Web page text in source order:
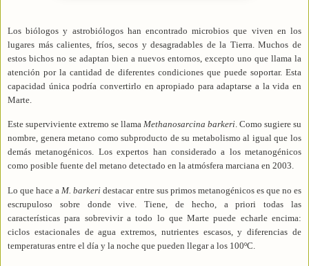
Los biólogos y astrobiólogos han encontrado microbios que viven en los
lugares más calientes, fríos, secos y desagradables dela Tierra. Muchos de
estos bichos no se adaptan bien a nuevos entornos, excepto uno que llama la
atención por la cantidad de diferentes condiciones que puede soportar. Esta
capacidad única podría convertirlo en apropiado para adaptarse a la vida en
Marte.
Este superviviente extremo se llama Methanosarcina barkeri. Como sugiere su
nombre, genera metano como subproducto de su metabolismo al igual que los
demás metanogénicos. Los expertos han considerado a los metanogénicos
como posible fuente del metano detectado en la atmósfera marciana en 2003.
Lo que hace aM. barkeri destacar entre sus primos metanogénicos es que no es
escrupuloso sobre donde vive. Tiene, de hecho, a priori todas las
características para sobrevivir a todo lo que Marte puede echarle encima:
ciclos estacionales de agua extremos, nutrientes escasos, y diferencias de
temperaturas entre el día y la noche que pueden llegar a los 100ºC.